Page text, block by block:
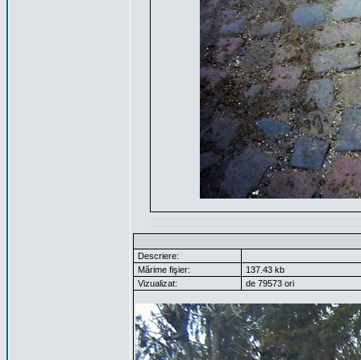
Descriere:
Mărime fişier:
137.43 kb
Vizualizat:
de 79573 ori